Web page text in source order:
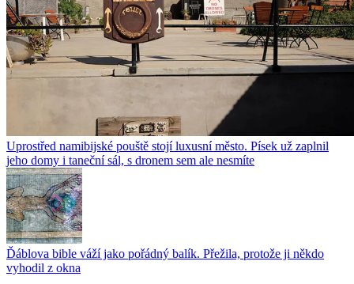
Uprostřed namibijské pouště stojí luxusní město. Písek už zaplnil
jeho domy i taneční sál, s dronem sem ale nesmíte
Ďáblova bible váží jako pořádný balík. Přežila, protože ji někdo
vyhodil z okna